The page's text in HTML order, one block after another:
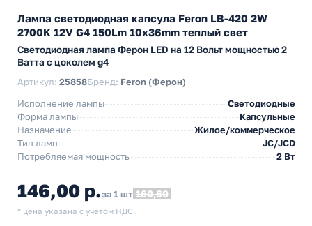
Лампа светодиодная капсула Feron LB-420 2W
2700K 12V G4 150Lm 10x36mm теплый свет
Светодиодная лампа Ферон LED на 12 Вольт мощностью 2
Ватта с цоколем g4
Артикул: 25858Бренд: Feron (Ферон)
Исполнение лампы
Светодиодные
Форма лампы
Капсульные
Назначение
Жилое/коммерческое
Тип ламп
JC/JCD
Потребляемая мощность
2 Вт
146,00 р.за 1 шт 160,60
* цена указана с учетом НДС.